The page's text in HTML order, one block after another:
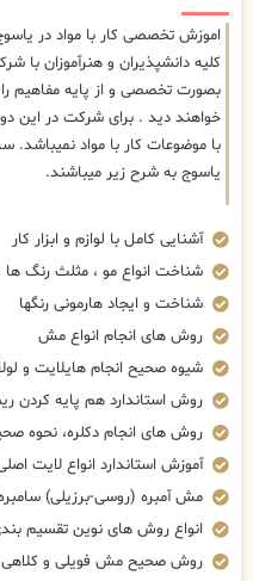
اموزش تخصصی کار با مواد در
کلیه دانشپذیران و هنرآموزان با
بصورت تخصصی و از پایه مفاهیم را
خواهند دید . برای شرکت در این
با موضوعات کار با مواد
یاسوج به شرح زیر میباشند.
آشنایی کامل با لوازم و ابزار کار
شناخت انواع مو ، مثلث رنگ ها
شناخت و ایجاد هارمونی رنگها
روش های انجام انواع مش
شیوه صحیح انجام هایلایت و
روش استاندارد هم پایه کردن
روش های انجام دکلره، نحوه
آموزش استاندارد انواع لایت
مش آمبره (روسی-برزیلی)
انواع روش های نوین تقسیم
روش صحیح مش فویلی و کلاهی